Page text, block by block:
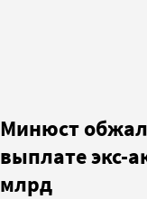
Минюст
выплате экс-
млрд